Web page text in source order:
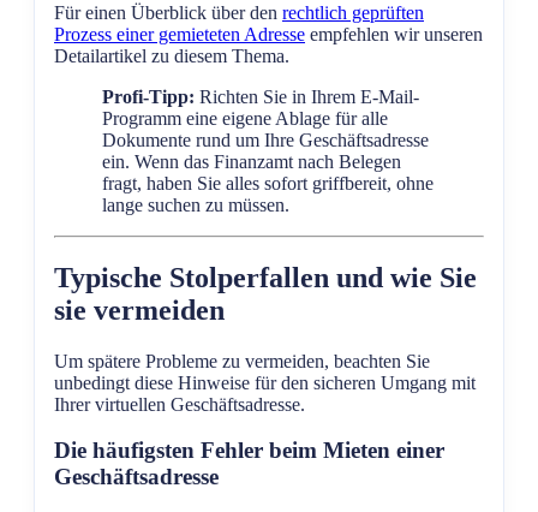
Für einen Überblick über den rechtlich geprüften
Prozess einer gemieteten Adresse empfehlen wir unseren
Detailartikel zu diesem Thema.
Profi-Tipp: Richten Sie in Ihrem E-Mail-
Programm eine eigene Ablage für alle
Dokumente rund um Ihre Geschäftsadresse
ein. Wenn das Finanzamt nach Belegen
fragt, haben Sie alles sofort griffbereit, ohne
lange suchen zu müssen.
Typische Stolperfallen und wie Sie
sie vermeiden
Um spätere Probleme zu vermeiden, beachten Sie
unbedingt diese Hinweise für den sicheren Umgang mit
Ihrer virtuellen Geschäftsadresse.
Die häufigsten Fehler beim Mieten einer
Geschäftsadresse